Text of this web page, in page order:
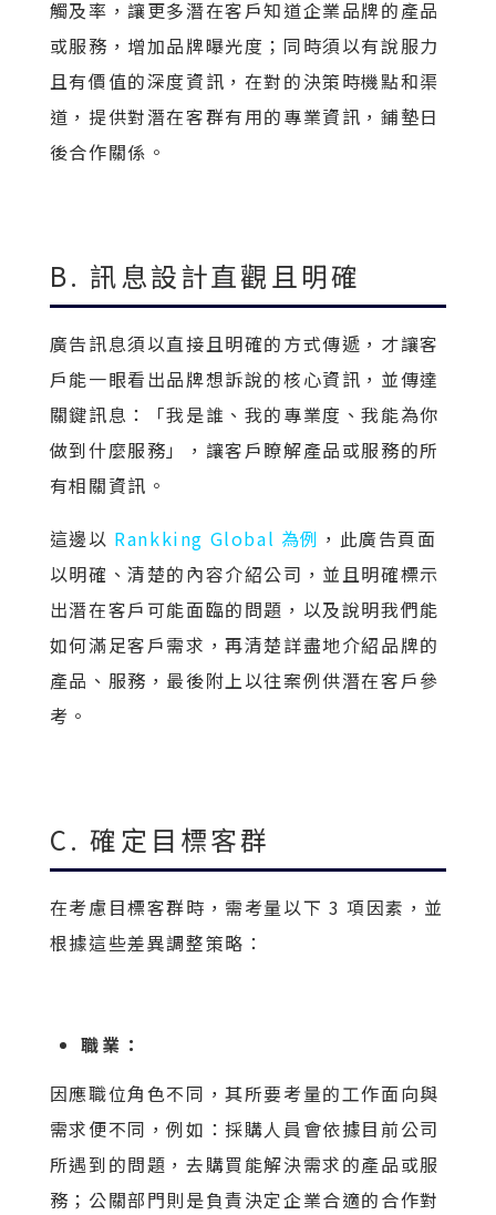
觸及率，讓更多潛在客戶知道企業品牌的產品
或服務，增加品牌曝光度；同時須以有說服力
且有價值的深度資訊，在對的決策時機點和渠
道，提供對潛在客群有用的專業資訊，鋪墊日
後合作關係。
B. 訊息設計直觀且明確
廣告訊息須以直接且明確的方式傳遞，才讓客
戶能一眼看出品牌想訴說的核心資訊，並傳達
關鍵訊息：「我是誰、我的專業度、我能為你
做到什麼服務」，讓客戶瞭解產品或服務的所
有相關資訊。
這邊以 Rankking Global 為例 ，此廣告頁面
以明確、清楚的內容介紹公司，並且明確標示
出潛在客戶可能面臨的問題，以及說明我們能
如何滿足客戶需求，再清楚詳盡地介紹品牌的
產品、服務，最後附上以往案例供潛在客戶參
考。
C. 確定目標客群
在考慮目標客群時，需考量以下 3 項因素，並
根據這些差異調整策略：
職業：
因應職位角色不同，其所要考量的工作面向與
需求便不同，例如：採購人員會依據目前公司
所遇到的問題，去購買能解決需求的產品或服
務；公關部門則是負責決定企業合適的合作對